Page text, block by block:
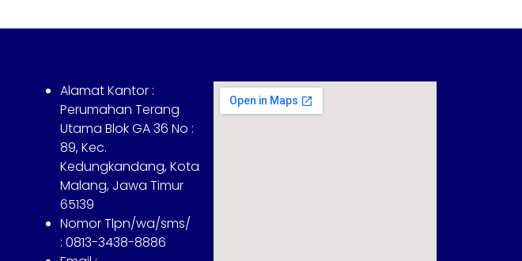
Alamat Kantor :
Perumahan Terang
Utama Blok GA 36 No :
89, Kec.
Kedungkandang, Kota
Malang, Jawa Timur
65139
Nomor Tlpn/wa/sms/
: 0813-3438-8886